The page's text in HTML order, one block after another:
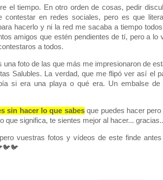
el tiempo. En otro orden de cosas, pedir
contestar en redes sociales, pero es que
hacerlo y ni la red me sacaba a tiempo
amigos que estén pendientes de tí, pero a lo
a todos.
una foto de las que más me impresionaron de
Salubles. La verdad, que me flipó ver así el
si era una playa o qué era. Un embalse
sin hacer lo que sabesque puedes hacer
que significa, te sientes mejor al hacer...
vuestras fotos y vídeos de este finde